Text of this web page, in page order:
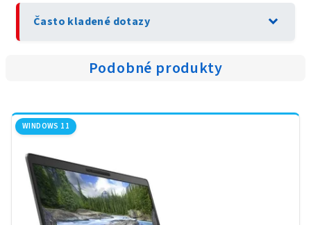
Často kladené dotazy expand_more
Podobné produkty
WINDOWS 11